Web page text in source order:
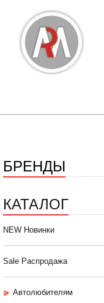
БРЕНДЫ
КАТАЛОГ
NEW Новинки
Sale Распродажа
Автолюбителям